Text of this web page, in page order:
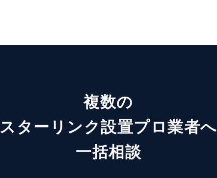
複数の
スターリンク設置プロ業者へ
一括相談